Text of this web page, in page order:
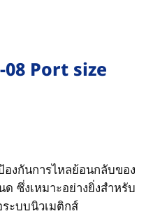
Port size
งกันการไหลย้อนกลับของ
ซึ่งเหมาะอย่างยิ่งสำหรับ
ะบบนิวเมติกส์